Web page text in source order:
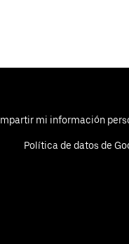
mi información
Política de datos de